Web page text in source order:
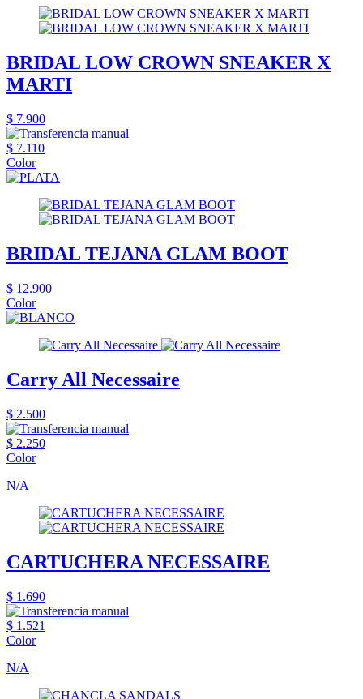
BRIDAL LOW CROWN SNEAKER X
MARTI
$ 7.900
$ 7.110
Color
BRIDAL TEJANA GLAM BOOT
$ 12.900
Color
Carry All Necessaire
$ 2.500
$ 2.250
Color
N/A
CARTUCHERA NECESSAIRE
$ 1.690
$ 1.521
Color
N/A